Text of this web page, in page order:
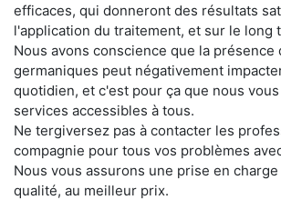
efficaces, qui donneront des résultats
l'application du traitement, et sur le long
Nous avons conscience que la présence
germaniques peut négativement
quotidien, et c'est pour ça que nous
services accessibles à tous.
Ne tergiversez pas à contacter les
compagnie pour tous vos problèmes
Nous vous assurons une prise en
qualité, au meilleur prix.